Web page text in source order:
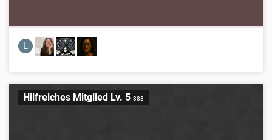
L
Hilfreiches Mitglied Lv. 5 388